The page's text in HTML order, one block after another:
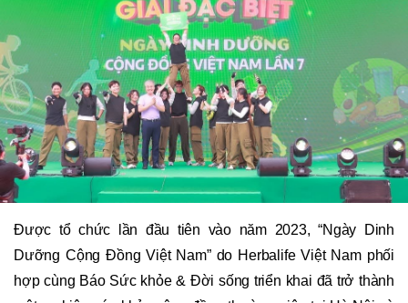
Được tổ chức lần đầu tiên vào năm 2023, “Ngày Dinh
Dưỡng Cộng Đồng Việt Nam” do Herbalife Việt Nam phối
hợp cùng Báo Sức khỏe & Đời sống triển khai đã trở thành